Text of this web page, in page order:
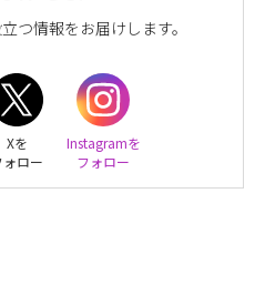
つ情報をお届けします。
Xを
ォロー
Instagramを
フォロー